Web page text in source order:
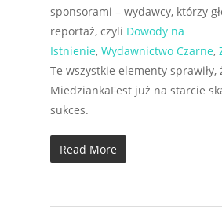
sponsorami – wydawcy, którzy
reportaż, czyli Dowody na
Istnienie, Wydawnictwo Czarne,
Te wszystkie elementy sprawiły,
MiedziankaFest już na starcie
sukces.
Read More